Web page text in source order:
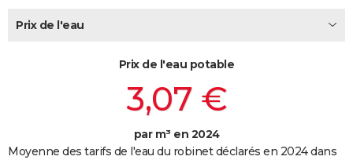
Carte de Noël
Carte Bonne année
Carte Saint-Valentin
Carte Pâques
Carte d'anniversaire
DICTIONNAIRE
FORUM
Prix de l'eau
Prix de l'eau potable
3,07 €
par m³ en 2024
Moyenne des tarifs de l'eau du robinet déclarés en 2024 dans